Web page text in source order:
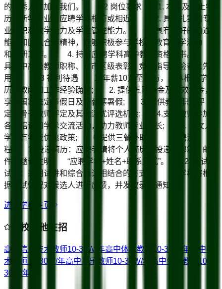
的优秀人才加入我们。 02 岗位要求 1. 本科及以上学
历，所学专业与应聘学科相符或相近。 2. 具备扎实的专
业知识和教学能力及学生管理能力。 3. 具有良好的沟通
能力和团队合作精神，能够积极参与学校的教育教学活动
和教研工作。 4. 持有应聘学科高中教师资格证书。 5.
具备中高级教师职称、省市区级表彰、竞赛指导经验者优先录
用。 03 福利待遇 1. 年薪10万至20万，具体根据学
历、教龄和工作经验确定; 2. 提供五险一金及绩效奖金，
享受国家法定节假日及带薪寒暑假; 3. 提供教师职称评
定、骨干教师评定及其他评优评选机会; 4.支持教师参加
各类培训和学术交流活动，助力教师专业成长; 5. 子女入
学享有学费优惠政策; 6.提供三餐补助。 招聘流
程 1. 投递简历：应聘者请将个人简历，投递至邮箱。邮
件主题请注明 “应聘学科+姓名+联系方式”。 2. 面试和
试讲：采用试讲和综合面试相结合的方式。 3. 学校将根
据面试情况对候选人进行反馈，并发放录用通知书。
进入学校主页
该校其他在招
高中信息技术教师10-30W/年高中体育教师 10-30W/年
高中美
术教师 10-30W/年高中音乐教师10-30W/年 高中生物教师
10-
30W/年